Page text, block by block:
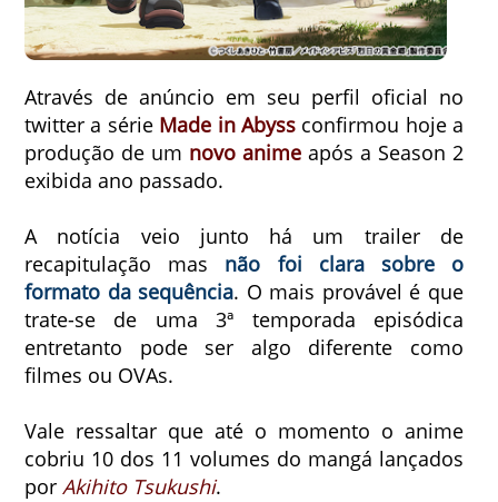
Através de anúncio em seu perfil oficial no
twitter a série Made in Abyssconfirmou hoje a
produção de um novo animeapós a Season 2
exibida ano passado.
A notícia veio junto há um trailer de
recapitulação mas não foi clara sobre o
formato da sequência. O mais provável é que
trate-se de uma 3ª temporada episódica
entretanto pode ser algo diferente como
filmes ou OVAs.
Vale ressaltar que até o momento o anime
cobriu 10 dos 11 volumes do mangá lançados
por Akihito Tsukushi.